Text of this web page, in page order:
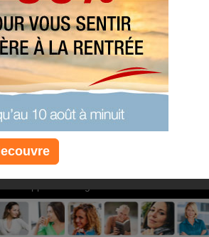
PLUS
COACHING
le régime gratuit